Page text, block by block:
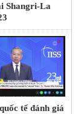
Shangri-La
tế đánh giá